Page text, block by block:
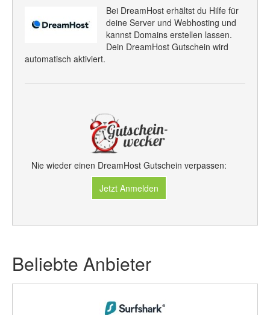
Bei DreamHost erhältst du Hilfe für
deine Server und Webhosting und
kannst Domains erstellen lassen.
Dein DreamHost Gutschein wird
automatisch aktiviert.
Nie wieder einen DreamHost Gutschein verpassen:
Jetzt Anmelden
Beliebte Anbieter